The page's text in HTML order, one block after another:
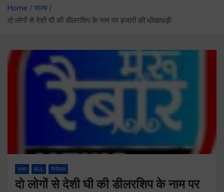
Home
राज्य
दो लोगों से देशी घी की डीलरशिप के नाम पर हजारों की धोखाधड़ी
राज्य ALL नैनीताल
दो लोगों से देशी घी की डीलरशिप के नाम पर